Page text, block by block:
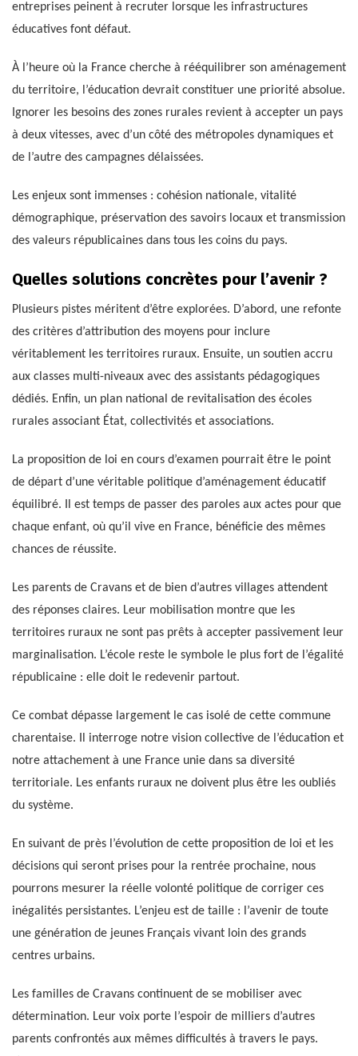
entreprises peinent à recruter lorsque les infrastructures
éducatives font défaut.
À l’heure où la France cherche à rééquilibrer son aménagement
du territoire, l’éducation devrait constituer une priorité absolue.
Ignorer les besoins des zones rurales revient à accepter un pays
à deux vitesses, avec d’un côté des métropoles dynamiques et
de l’autre des campagnes délaissées.
Les enjeux sont immenses : cohésion nationale, vitalité
démographique, préservation des savoirs locaux et transmission
des valeurs républicaines dans tous les coins du pays.
Quelles solutions concrètes pour l’avenir ?
Plusieurs pistes méritent d’être explorées. D’abord, une refonte
des critères d’attribution des moyens pour inclure
véritablement les territoires ruraux. Ensuite, un soutien accru
aux classes multi-niveaux avec des assistants pédagogiques
dédiés. Enfin, un plan national de revitalisation des écoles
rurales associant État, collectivités et associations.
La proposition de loi en cours d’examen pourrait être le point
de départ d’une véritable politique d’aménagement éducatif
équilibré. Il est temps de passer des paroles aux actes pour que
chaque enfant, où qu’il vive en France, bénéficie des mêmes
chances de réussite.
Les parents de Cravans et de bien d’autres villages attendent
des réponses claires. Leur mobilisation montre que les
territoires ruraux ne sont pas prêts à accepter passivement leur
marginalisation. L’école reste le symbole le plus fort de l’égalité
républicaine : elle doit le redevenir partout.
Ce combat dépasse largement le cas isolé de cette commune
charentaise. Il interroge notre vision collective de l’éducation et
notre attachement à une France unie dans sa diversité
territoriale. Les enfants ruraux ne doivent plus être les oubliés
du système.
En suivant de près l’évolution de cette proposition de loi et les
décisions qui seront prises pour la rentrée prochaine, nous
pourrons mesurer la réelle volonté politique de corriger ces
inégalités persistantes. L’enjeu est de taille : l’avenir de toute
une génération de jeunes Français vivant loin des grands
centres urbains.
Les familles de Cravans continuent de se mobiliser avec
détermination. Leur voix porte l’espoir de milliers d’autres
parents confrontés aux mêmes difficultés à travers le pays.